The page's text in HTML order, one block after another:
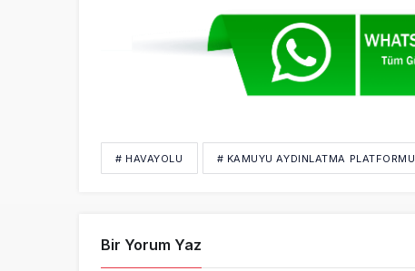
# HAVAYOLU # KAMUYU AYDINLATMA PLATFORMU
Bir Yorum Yaz